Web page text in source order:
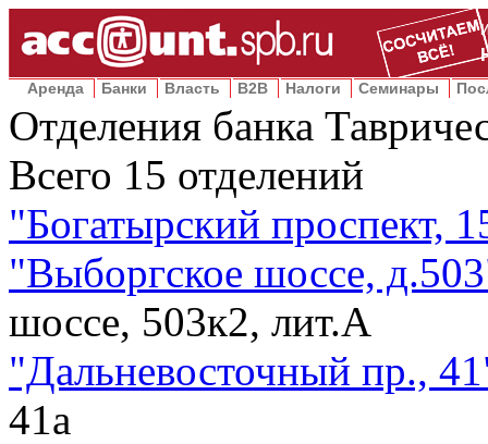
Аренда Банки Власть B2B Налоги Семинары
Отделения банка
Всего 15 отделений
"Богатырский проспект,
"Выборгское шоссе,
шоссе, 503к2, лит.А
"Дальневосточный пр.,
41а